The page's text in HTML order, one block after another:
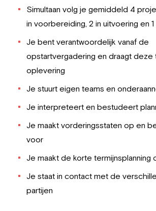
Simultaan volg je gemiddeld 4
in voorbereiding, 2 in uitvoering en 1
Je bent verantwoordelijk vanaf de
opstartvergadering en draagt deze
oplevering
Je stuurt eigen teams en
Je interpreteert en bestudeert
Je maakt vorderingsstaten op en
voor
Je maakt de korte termijnsplanning
Je staat in contact met de
partijen